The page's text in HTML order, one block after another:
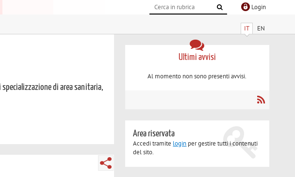
Login
IT EN
di area sanitaria,
Ultimi avvisi
Al momento non sono presenti avvisi.
Area riservata
Accedi tramite login per gestire tutti i contenuti
del sito.